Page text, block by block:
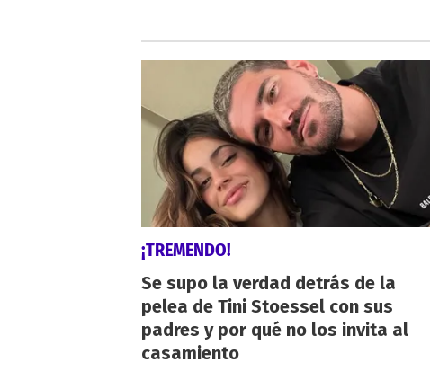
¡TREMENDO!
Se supo la verdad detrás de la
pelea de Tini Stoessel con sus
padres y por qué no los invita al
casamiento